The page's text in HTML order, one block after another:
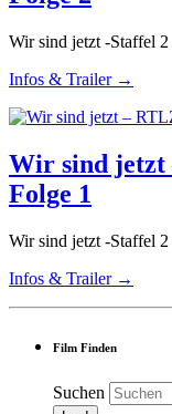
Wir sind jetzt -Staffel
Infos & Trailer →
Wir sind jetzt
Folge 1
Wir sind jetzt -Staffel
Infos & Trailer →
Film Finden
Suchen